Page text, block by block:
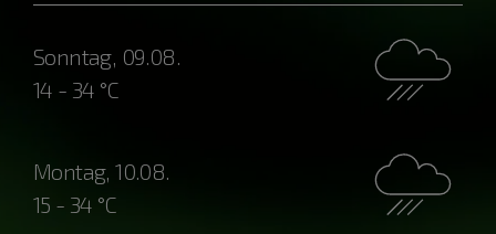
Sonntag, 09.08.
14 - 34 °C
Montag, 10.08.
15 - 34 °C